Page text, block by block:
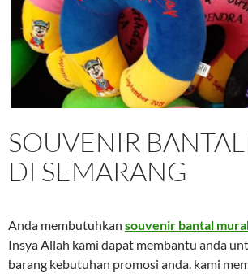
SOUVENIR
DI SEMARANG
Anda membutuhkan souvenir bantal
Insya Allah kami dapat membantu anda
barang kebutuhan promosi anda. kami